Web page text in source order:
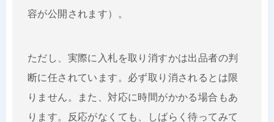
容が公開されます）。
ただし、実際に入札を取り消すかは出品者の判
断に任されています。必ず取り消されるとは限
りません。また、対応に時間がかかる場合もあ
ります。反応がなくても、しばらく待ってみて